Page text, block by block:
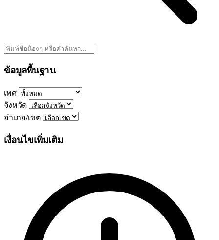
ข้อมูลพื้นฐาน
เพศ
จังหวัด
อำเภอ/เขต
เงื่อนไขเพิ่มเติม